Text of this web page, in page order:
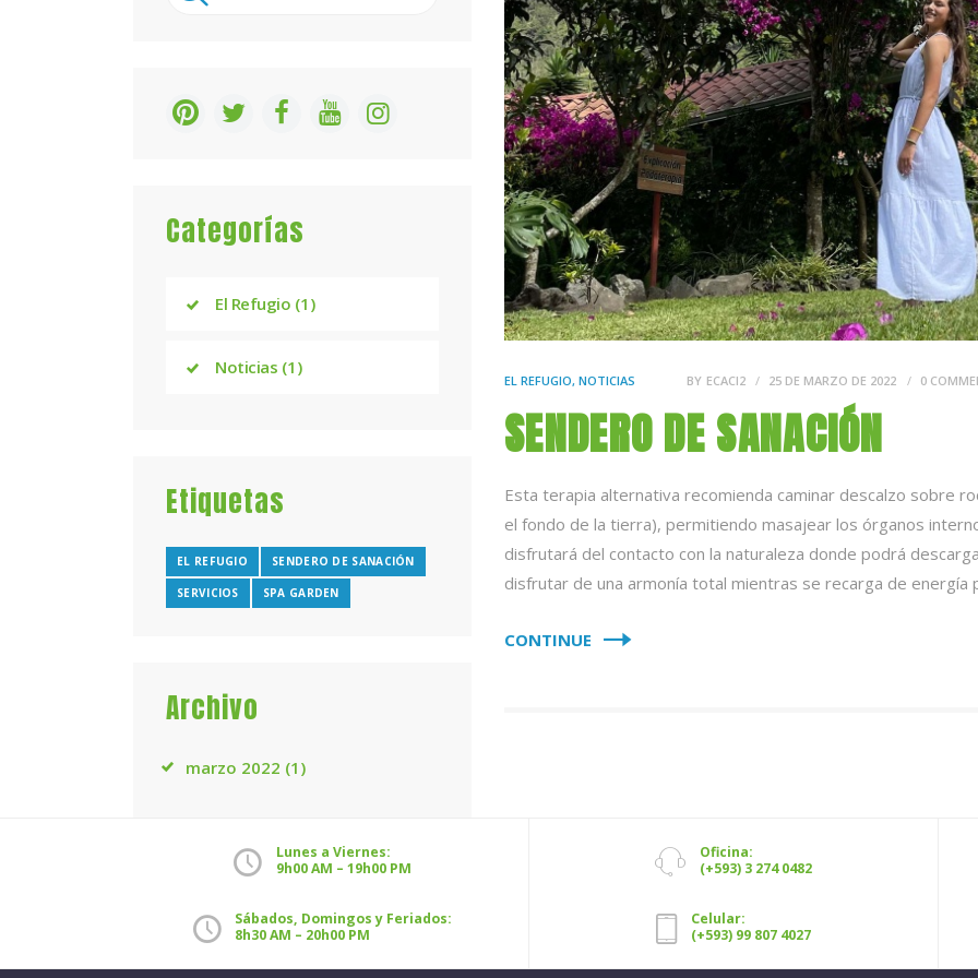
EL REFUGIO, NOTICIAS BY ECACI2 25 DE MARZO DE 2022 0
SENDERO DE SANACIÓN
Esta terapia alternativa recomienda caminar descalzo sobre
el fondo de la tierra), permitiendo masajear los órganos
disfrutará del contacto con la naturaleza donde podrá
disfrutar de una armonía total mientras se recarga de energía
CONTINUE
Categorías
El Refugio (1)
Noticias (1)
Etiquetas
EL REFUGIO SENDERO DE SANACIÓN
SERVICIOS SPA GARDEN
Archivo
marzo 2022 (1)
Lunes a Viernes:
9h00 AM – 19h00 PM
Sábados, Domingos y Feriados:
8h30 AM – 20h00 PM
Oficina:
(+593) 3 274 0482
Celular:
(+593) 99 807 4027